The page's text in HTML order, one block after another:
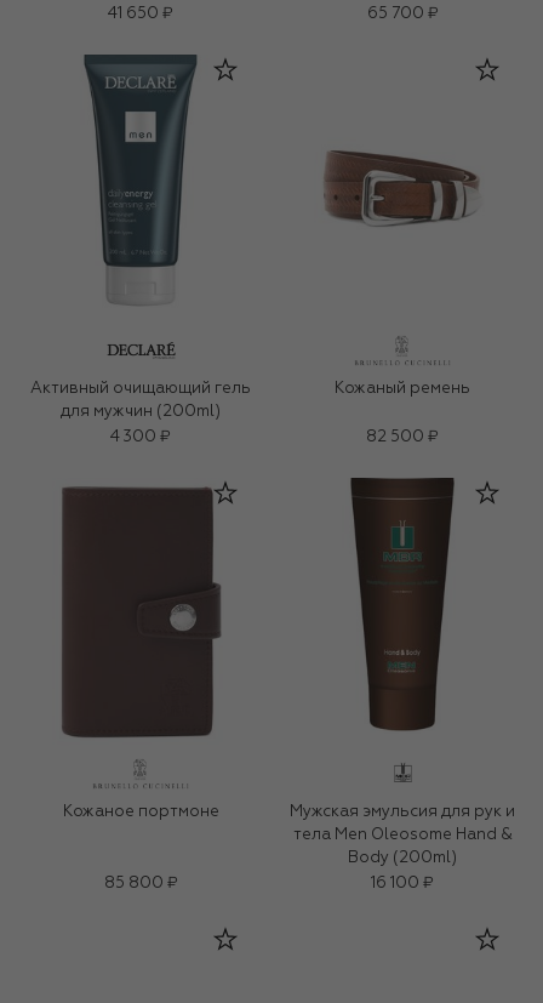
41 650 ₽ 65 700 ₽
Активный очищающий гель
для мужчин (200ml)
4 300 ₽
Кожаный ремень
82 500 ₽
Кожаное портмоне
85 800 ₽
Мужская эмульсия для рук и
тела Men Oleosome Hand &
Body (200ml)
16 100 ₽